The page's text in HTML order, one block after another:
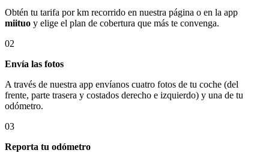
Obtén tu tarifa por km recorrido en nuestra página o en la app
miituo y elige el plan de cobertura que más te convenga.
02
Envía las fotos
A través de nuestra app envíanos cuatro fotos de tu coche (del
frente, parte trasera y costados derecho e izquierdo) y una de tu
odómetro.
03
Reporta tu odómetro